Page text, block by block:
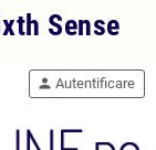
Sense
person Autentificare